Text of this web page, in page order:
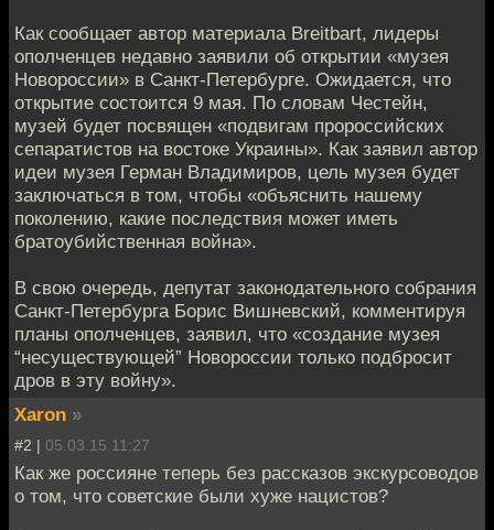
Как сообщает автор материала Breitbart, лидеры
ополченцев недавно заявили об открытии «музея
Новороссии» в Санкт-Петербурге. Ожидается, что
открытие состоится 9 мая. По словам Честейн,
музей будет посвящен «подвигам пророссийских
сепаратистов на востоке Украины». Как заявил автор
идеи музея Герман Владимиров, цель музея будет
заключаться в том, чтобы «объяснить нашему
поколению, какие последствия может иметь
братоубийственная война».
В свою очередь, депутат законодательного собрания
Санкт-Петербурга Борис Вишневский, комментируя
планы ополченцев, заявил, что «создание музея
“несуществующей” Новороссии только подбросит
дров в эту войну».
Xaron »
#2 | 05.03.15 11:27
Как же россияне теперь без рассказов экскурсоводов
о том, что советские были хуже нацистов?